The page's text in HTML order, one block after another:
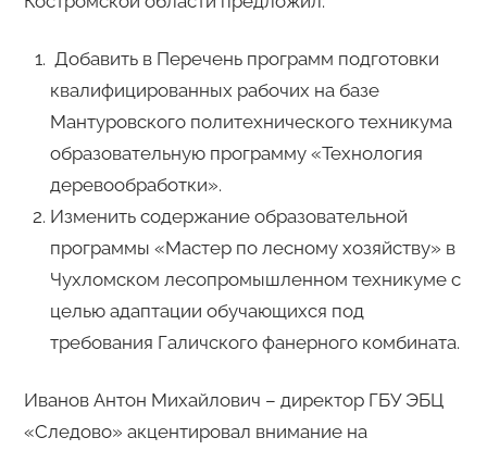
Добавить в Перечень программ подготовки
квалифицированных рабочих на базе
Мантуровского политехнического техникума
образовательную программу «Технология
деревообработки».
Изменить содержание образовательной
программы «Мастер по лесному хозяйству» в
Чухломском лесопромышленном техникуме с
целью адаптации обучающихся под
требования Галичского фанерного комбината.
Иванов Антон Михайлович – директор ГБУ ЭБЦ
«Следово» акцентировал внимание на